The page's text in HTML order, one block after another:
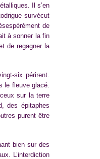
Il s’en
survécut
de
à sonner la fin
de regagner la
six périrent.
le fleuve glacé.
sur la terre
des épitaphes
purent être
bien sur des
L’interdiction